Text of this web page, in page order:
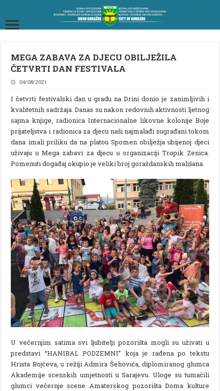
MEGA ZABAVA ZA DJECU OBILJEŽILA
ČETVRTI DAN FESTIVALA
04/08/2021
I četvrti festivalski dan u gradu na Drini donio je zanimljivih i
kvalitetnih sadržaja. Danas su nakon redovnih aktivnosti ljetnog
sajma knjige, radionica Internacionalne likovne kolonije Boje
prijateljstva i radionica za djecu naši najmalađi sugrađani tokom
dana imali priliku da na platou Spomen obilježja ubijenoj djeci
uživaju u Mega zabavi za djecu u organizaciji Tropik Zenica.
Pomenuti događaj okupio je veliki broj goraždanskih mališana.
U večernjim satima svi ljubitelji pozorišta mogli su uživati u
predstavi “HANIBAL PODZEMNI” koja je rađena po tekstu
Hrista Bojčeva, u režiji Admira Šehovića, diplomiranog glumca
Akademije scenskih umjetnosti u Sarajevu. Uloge su tumačili
glumci večernje scene Amaterskog pozorišta Doma kulture